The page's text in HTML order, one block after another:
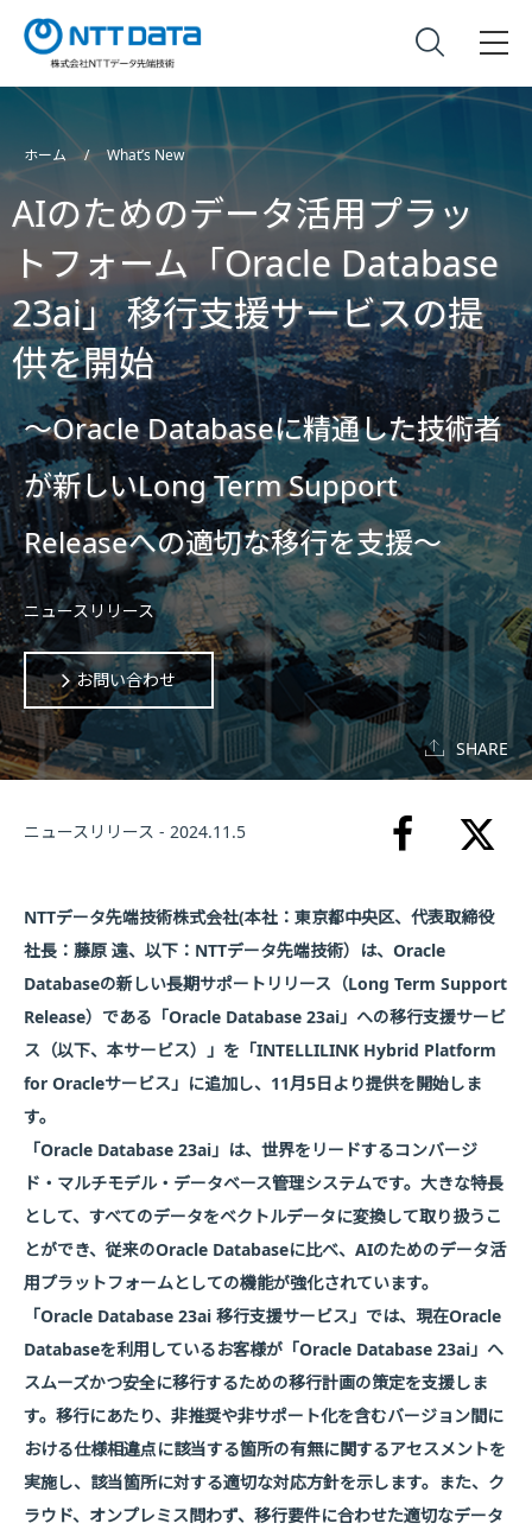
ホーム What’s New
AIのためのデータ活用プラッ
トフォーム「Oracle Database
23ai」 移行支援サービスの提
供を開始
～Oracle Databaseに精通した技術者
が新しいLong Term Support
Releaseへの適切な移行を支援～
ニュースリリース
お問い合わせ
SHARE
ニュースリリース - 2024.11.5
NTTデータ先端技術株式会社(本社：東京都中央区、代表取締役
社長：藤原 遠、以下：NTTデータ先端技術）は、Oracle
Databaseの新しい長期サポートリリース（Long Term Support
Release）である「Oracle Database 23ai」への移行支援サービ
ス（以下、本サービス）」を「INTELLILINK Hybrid Platform
for Oracleサービス」に追加し、11月5日より提供を開始しま
す。
「Oracle Database 23ai」は、世界をリードするコンバージ
ド・マルチモデル・データベース管理システムです。大きな特長
として、すべてのデータをベクトルデータに変換して取り扱うこ
とができ、従来のOracle Databaseに比べ、AIのためのデータ活
用プラットフォームとしての機能が強化されています。
「Oracle Database 23ai 移行支援サービス」では、現在Oracle
Databaseを利用しているお客様が「Oracle Database 23ai」へ
スムーズかつ安全に移行するための移行計画の策定を支援しま
す。移行にあたり、非推奨や非サポート化を含むバージョン間に
おける仕様相違点に該当する箇所の有無に関するアセスメントを
実施し、該当箇所に対する適切な対応方針を示します。また、ク
ラウド、オンプレミス問わず、移行要件に合わせた適切なデータ